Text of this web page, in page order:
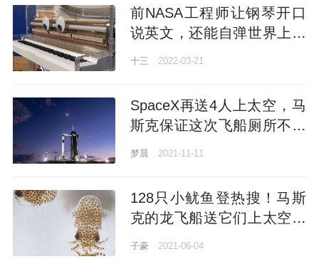
前NASA工程师让钢琴开口
说英文，还能自弹世界上最
难曲目，快到冒烟
十三 2022-03-21
SpaceX再送4人上太空，马
斯克保证这次飞船厕所不会
漏了
梦晨 2021-11-11
128只小鱿鱼登热搜！马斯
克的龙飞船送它们上太空，
网友：已脑补续集
子豪 2021-06-04